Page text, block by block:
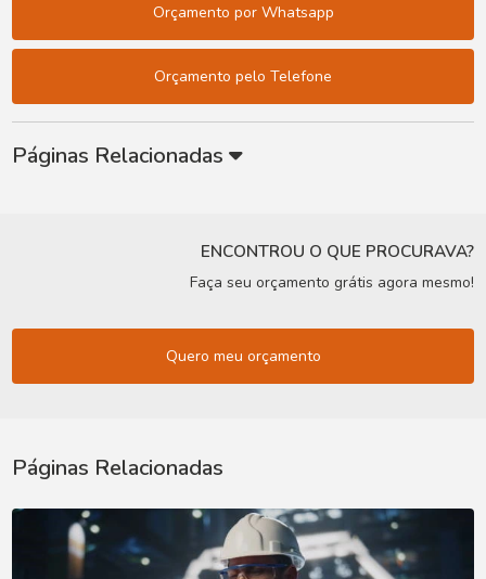
Orçamento por Whatsapp
Orçamento pelo Telefone
Páginas Relacionadas
ENCONTROU O QUE PROCURAVA?
Faça seu orçamento grátis agora mesmo!
Quero meu orçamento
Páginas Relacionadas